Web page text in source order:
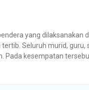
yang
Seluruh murid,
Pada kesempatan